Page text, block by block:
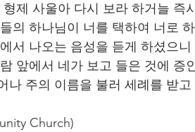
제 사울아 다시 보라 하거늘 즉
의 하나님이 너를 택하여 너로
서 나오는 음성을 듣게 하셨으니
앞에서 네가 보고 들은 것에 증
나 주의 이름을 불러 세례를 받
Church)